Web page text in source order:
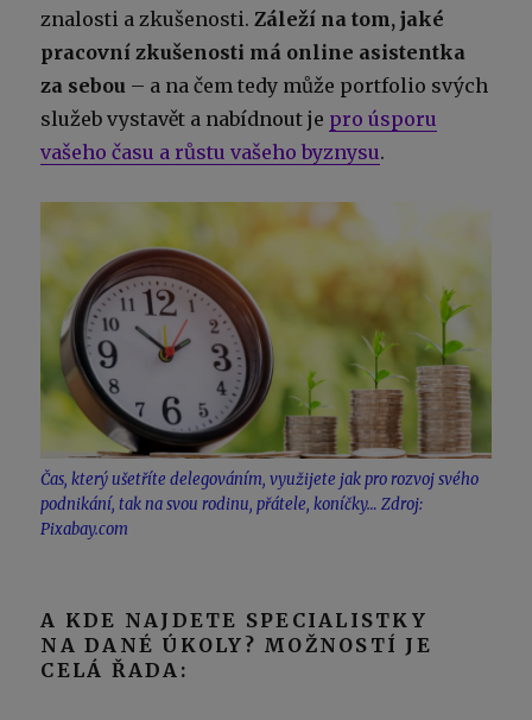
znalosti a zkušenosti.Záleží na tom, jaké
pracovní zkušenosti má online asistentka
za sebou – a na čem tedy může portfolio svých
služeb vystavět a nabídnout je pro úsporu
vašeho času a růstu vašeho byznysu.
Čas, který ušetříte delegováním, využijete jak pro rozvoj svého
podnikání, tak na svou rodinu, přátele, koníčky… Zdroj:
Pixabay.com
A KDE NAJDETE SPECIALISTKY
NA DANÉ ÚKOLY? MOŽNOSTÍ JE
CELÁ ŘADA: